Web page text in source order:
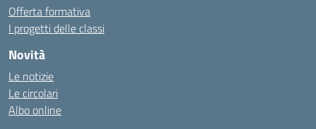
Offerta formativa
I progetti delle classi
Novità
Le notizie
Le circolari
Albo online